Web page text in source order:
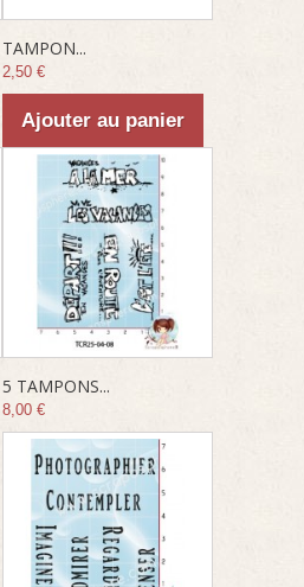
TAMPON...
2,50 €
Ajouter au panier
5 TAMPONS...
8,00 €